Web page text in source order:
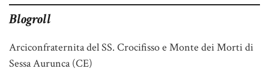
Blogroll
Arciconfraternita del SS. Crocifisso e Monte dei Morti di
Sessa Aurunca (CE)